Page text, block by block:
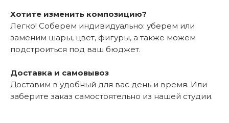
Хотите изменить композицию?
Легко! Соберем индивидуально: уберем или
заменим шары, цвет, фигуры, а также можем
подстроиться под ваш бюджет.
Доставка и самовывоз
Доставим в удобный для вас день и время. Или
заберите заказ самостоятельно из нашей студии.